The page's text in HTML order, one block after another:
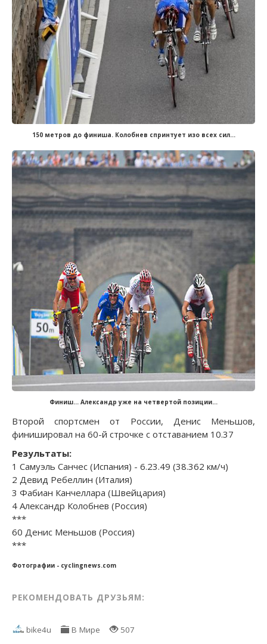
150 метров до финиша. Колобнев спринтует изо всех сил...
Финиш... Александр уже на четвертой позиции...
Второй спортсмен от России, Денис Меньшов,
финишировал на 60-й строчке с отставанием 10.37
Результаты:
1 Самуэль Санчес (Испания) - 6.23.49 (38.362 км/ч)
2 Девид Ребеллин (Италия)
3 Фабиан Канчеллара (Швейцария)
4 Александр Колобнев (Россия)
***
60 Денис Меньшов (Россия)
***
Фотографии - cyclingnews.com
РЕКОМЕНДОВАТЬ ДРУЗЬЯМ:
bike4u В Мире 507